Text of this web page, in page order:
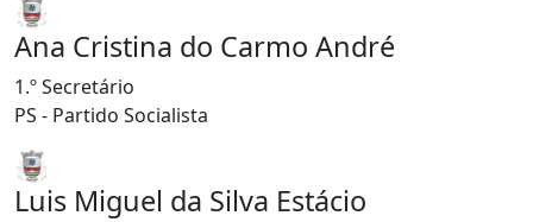
Ana Cristina do Carmo André
1.º Secretário
PS - Partido Socialista
Luis Miguel da Silva Estácio